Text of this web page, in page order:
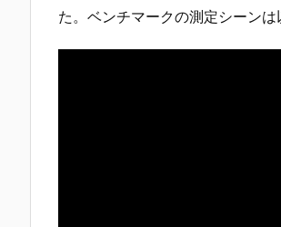
た。ベンチマークの測定シーンは